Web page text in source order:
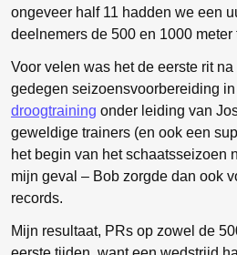
ongeveer half 11 hadden we een
deelnemers de 500 en 1000 meter
Voor velen was het de eerste rit
gedegen seizoensvoorbereiding
droogtraining onder leiding van
geweldige trainers (en ook een
het begin van het schaatsseizoen
mijn geval – Bob zorgde dan ook
records.
Mijn resultaat, PRs op zowel de